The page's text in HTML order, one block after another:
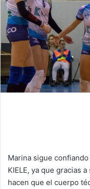
Marina sigue
KIELE, ya que gracias
hacen que el cuerpo